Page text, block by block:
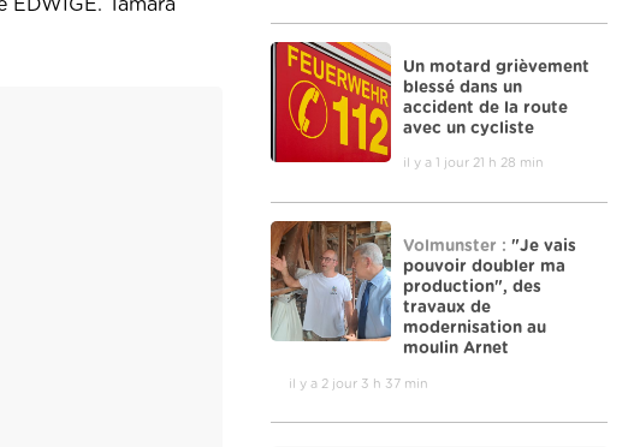
Tamara
Un motard grièvement
blessé dans un
accident de la route
avec un cycliste
il y a 1 jour 21 h 28 min
Volmunster : "Je vais
pouvoir doubler ma
production", des
travaux de
modernisation au
moulin Arnet
il y a 2 jour 3 h 37 min